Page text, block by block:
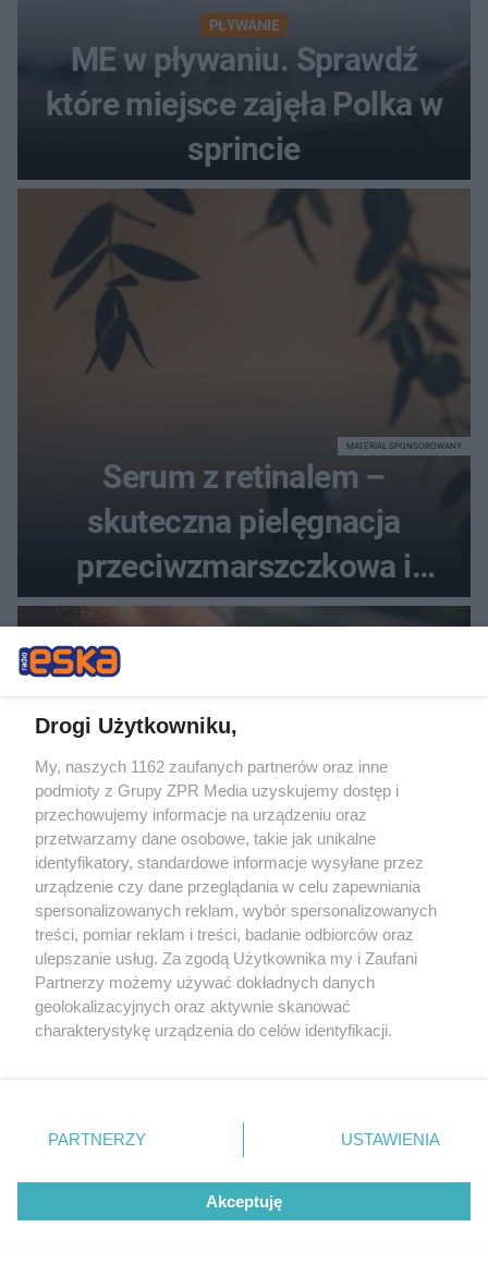
PŁYWANIE
ME w pływaniu. Sprawdź
które miejsce zajęła Polka w
sprincie
Serum z retinalem –
skuteczna pielęgnacja
przeciwzmarszczkowa i
regenerująca
MATERIAŁ SPONSOROWANY
TENIS
Świątek kontra Kostiuk w
WTA Toronto. Ukrainka rzuca
wyzwanie Polce
Drogi Użytkowniku,
My, naszych 1162 zaufanych partnerów oraz inne
podmioty z Grupy ZPR Media uzyskujemy dostęp i
przechowujemy informacje na urządzeniu oraz
przetwarzamy dane osobowe, takie jak unikalne
identyfikatory, standardowe informacje wysyłane przez
urządzenie czy dane przeglądania w celu zapewniania
spersonalizowanych reklam, wybór spersonalizowanych
treści, pomiar reklam i treści, badanie odbiorców oraz
ulepszanie usług. Za zgodą Użytkownika my i Zaufani
Partnerzy możemy używać dokładnych danych
geolokalizacyjnych oraz aktywnie skanować
charakterystykę urządzenia do celów identyfikacji.
zmienić/wycofać klikając przycisk ustawień prywatności
znajdujący się w lewym dolnym rogu strony
rodzaje przetwarzania danych nie wymagają zgody
użytkownika, ale masz prawo sprzeciwić się takiemu
przetwarzaniu. Preferencje będą miały zastosowanie tylko
PARTNERZY USTAWIENIA
Akceptuję